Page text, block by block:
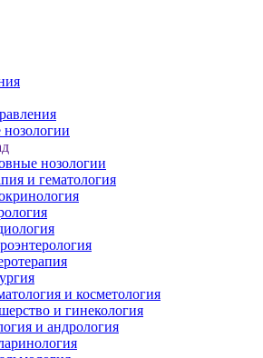
нозологии
и гематология
и косметология
и гинекология
и андрология